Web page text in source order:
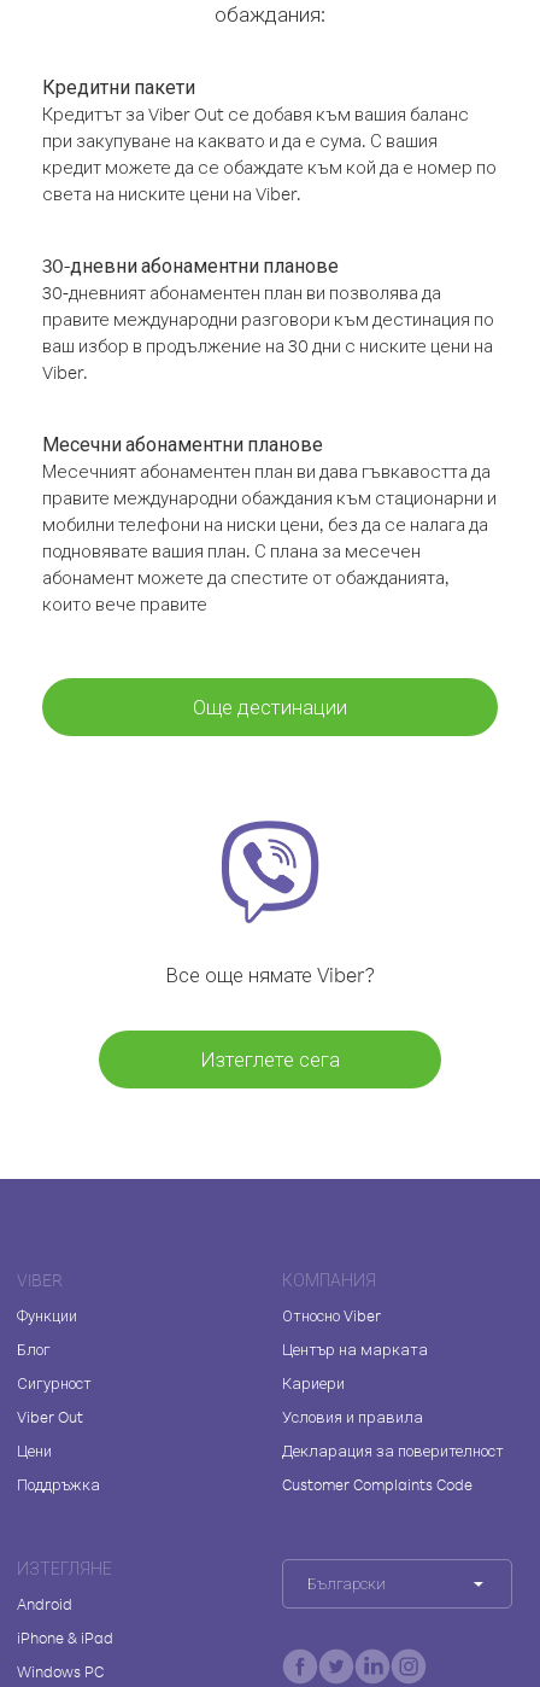
обаждания:
Кредитни пакети
Кредитът за Viber Out се добавя към вашия баланс
при закупуване на каквато и да е сума. С вашия
кредит можете да се обаждате към кой да е номер по
света на ниските цени на Viber.
30-дневни абонаментни планове
30-дневният абонаментен план ви позволява да
правите международни разговори към дестинация по
ваш избор в продължение на 30 дни с ниските цени на
Viber.
Месечни абонаментни планове
Месечният абонаментен план ви дава гъвкавостта да
правите международни обаждания към стационарни и
мобилни телефони на ниски цени, без да се налага да
подновявате вашия план. С плана за месечен
абонамент можете да спестите от обажданията,
които вече правите
Още дестинации
Все още нямате Viber?
Изтеглете сега
VIBER
Функции
Блог
Сигурност
Viber Out
Цени
Поддръжка
КОМПАНИЯ
Относно Viber
Център на марката
Кариери
Условия и правила
Декларация за поверителност
Customer Complaints Code
ИЗТЕГЛЯНЕ
Android
iPhone & iPad
Windows PC
Български